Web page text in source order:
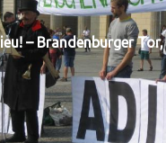
– Brandenburger